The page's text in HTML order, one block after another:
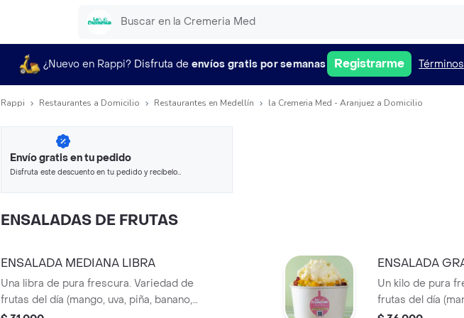
¿Nuevo en Rappi? Disfruta de envíos gratis por semanas Registrarme
Rappi Restaurantes a Domicilio Restaurantes en Medellín la Cremeria Med - Aranjuez a Domicilio
Envío gratis en tu pedido
Disfruta este descuento en tu pedido y recíbelo
ENSALADAS DE FRUTAS
ENSALADA MEDIANA LIBRA
Una libra de pura frescura. Variedad de
frutas del día (mango, uva, piña, banano,
ENSALADA
Un kilo de pura
frutas del día